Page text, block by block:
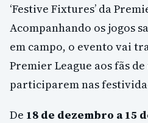
‘Festive Fixtures’ da
Acompanhando os jogos
em campo, o evento vai
Premier League aos fãs
participarem nas
De 18 de dezembro a 15